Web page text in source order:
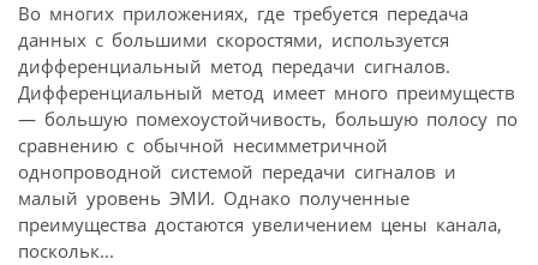
Во многих приложениях, где требуется передача
данных с большими скоростями, используется
дифференциальный метод передачи сигналов.
Дифференциальный метод имеет много преимуществ
— большую помехоустойчивость, большую полосу по
сравнению с обычной несимметричной
однопроводной системой передачи сигналов и
малый уровень ЭМИ. Однако полученные
преимущества достаются увеличением цены канала,
поскольк...